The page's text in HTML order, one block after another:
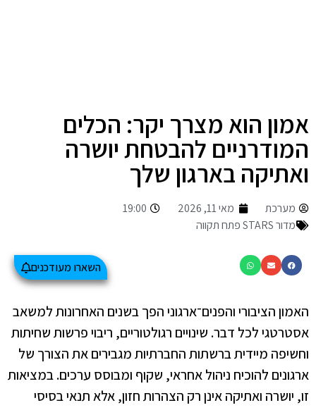
אמון הוא מצרך יקר: הכלים
המודרניים להבטחת יושרה
ואתיקה בארגון שלך
מערכת מאי 11, 2026
19:00
מדור STARS פתח תקווה
השארו מעודכנים
האמון הציבורי והפנים־ארגוני הפך בשנים האחרונות למשאב
אסטרטגי לכל דבר. שינויים רגולטוריים, ריבוי פרשות שחיתות
וחשיפה מיידית ברשתות החברתיות מגבירים את הצורך של
ארגונים להוכיח ניהול אחראי, שקוף ומבוסס ערכים. במציאות
זו, יושרה ואתיקה אינן רק הצהרות חזון, אלא תנאי בסיסי